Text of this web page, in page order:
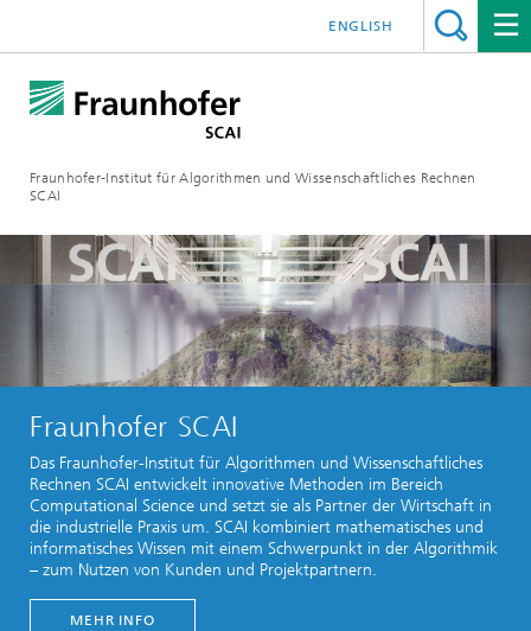
Fraunhofer-Institut für Algorithmen und Wissenschaftliches Rechnen
SCAI
ENGLISH
Fraunhofer SCAI
Das Fraunhofer-Institut für Algorithmen und Wissenschaftliches
Rechnen SCAI entwickelt innovative Methoden im Bereich
Computational Science und setzt sie als Partner der Wirtschaft in
die industrielle Praxis um. SCAI kombiniert mathematisches und
informatisches Wissen mit einem Schwerpunkt in der Algorithmik
– zum Nutzen von Kunden und Projektpartnern.
MEHR INFO